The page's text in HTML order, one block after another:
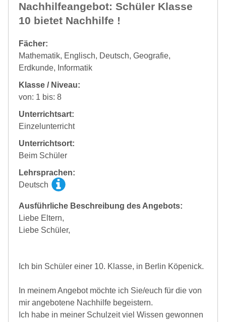
Nachhilfeangebot: Schüler Klasse
10 bietet Nachhilfe !
Fächer:
Mathematik, Englisch, Deutsch, Geografie,
Erdkunde, Informatik
Klasse / Niveau:
von: 1 bis: 8
Unterrichtsart:
Einzelunterricht
Unterrichtsort:
Beim Schüler
Lehrsprachen:
Deutsch
Ausführliche Beschreibung des Angebots:
Liebe Eltern,
Liebe Schüler,
Ich bin Schüler einer 10. Klasse, in Berlin Köpenick.
In meinem Angebot möchte ich Sie/euch für die von
mir angebotene Nachhilfe begeistern.
Ich habe in meiner Schulzeit viel Wissen gewonnen